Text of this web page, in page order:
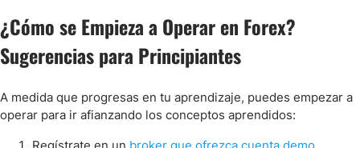
¿Cómo se Empieza a Operar en Forex?
Sugerencias para Principiantes
A medida que progresas en tu aprendizaje, puedes empezar a
operar para ir afianzando los conceptos aprendidos: